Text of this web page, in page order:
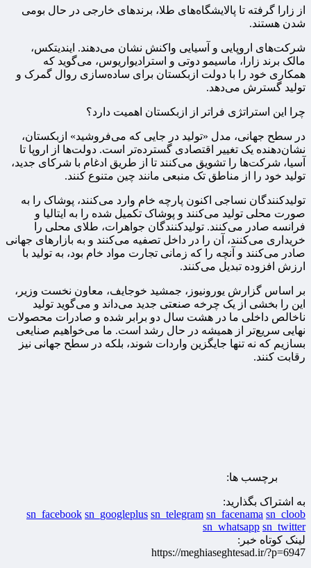
از زارا گرفته تا پالایشگاه‌های طلا، برندهای خارجی در حال بومی
شدن هستند.
شرکت‌های اروپایی و آسیایی واکنش نشان می‌دهند. ایندیتکس،
مالک برند زارا، ماسیمو دوتی و استرادیواریوس، می‌گوید که
همکاری خود را با دولت ازبکستان برای ساده‌سازی روال گمرک و
تولید گسترش می‌دهد.
چرا این استراتژی فراتر از ازبکستان اهمیت دارد؟
در سطح جهانی، مدل «تولید در جایی که می‌فروشید» ازبکستان،
نشان‌دهنده یک تغییر اقتصادی گسترده‌تر است. دولت‌ها از اروپا تا
آسیا، شرکت‌ها را تشویق می‌کنند تا از طریق ادغام با شرکای جدید،
تولید خود را از مناطق تک منبعی مانند چین متنوع کنند.
تولیدکنندگان نساجی اکنون پارچه خام وارد می‌کنند، پوشاک را به
صورت محلی تولید می‌کنند و پوشاک تکمیل‌ شده را به ایتالیا و
فرانسه صادر می‌کنند. تولیدکنندگان جواهرات، طلای محلی را
خریداری می‌کنند، آن را در داخل تصفیه می‌کنند و به بازارهای جهانی
صادر می‌کنند و آنچه را که زمانی تجارت مواد خام بود، به تولید با
ارزش افزوده تبدیل می‌کنند.
بر اساس گزارش یورونیوز، جمشید خوجایف، معاون نخست وزیر،
این را بخشی از یک چرخه صنعتی جدید می‌داند و می‌گوید تولید
ناخالص داخلی ما در هشت سال دو برابر شده و صادرات محصولات
نهایی سریع‌تر از همیشه در حال رشد است. ما می‌خواهیم صنایعی
بسازیم که نه تنها جایگزین واردات شوند، بلکه در سطح جهانی نیز
رقابت کنند.
برچسب ها:
به اشتراک بگذارید:
sn_facebook sn_googleplus sn_telegram sn_facenama sn_cloob
sn_whatsapp sn_twitter
لینک کوتاه خبر:
https://meghiaseghtesad.ir/?p=6947